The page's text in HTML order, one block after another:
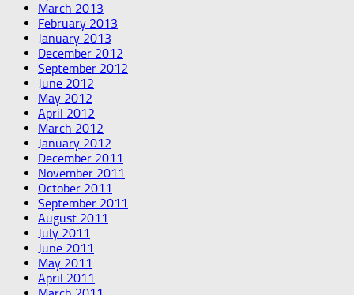
March 2013
February 2013
January 2013
December 2012
September 2012
June 2012
May 2012
April 2012
March 2012
January 2012
December 2011
November 2011
October 2011
September 2011
August 2011
July 2011
June 2011
May 2011
April 2011